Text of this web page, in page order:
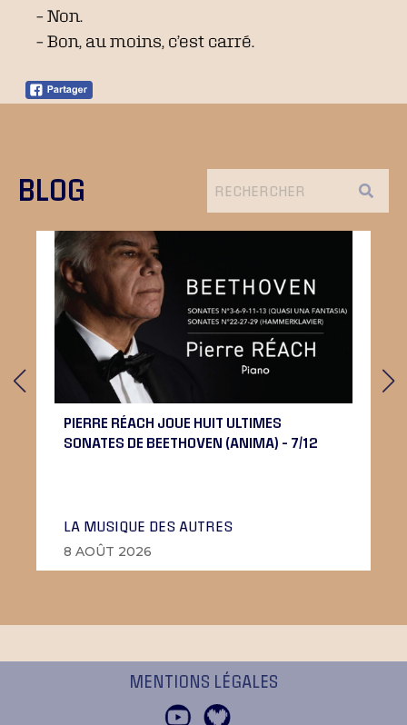
– Non.
– Bon, au moins, c’est carré.
BLOG
PIERRE RÉACH JOUE HUIT ULTIMES
SONATES DE BEETHOVEN (ANIMA) – 7/12
LA MUSIQUE DES AUTRES
8 AOÛT 2026
MENTIONS LÉGALES